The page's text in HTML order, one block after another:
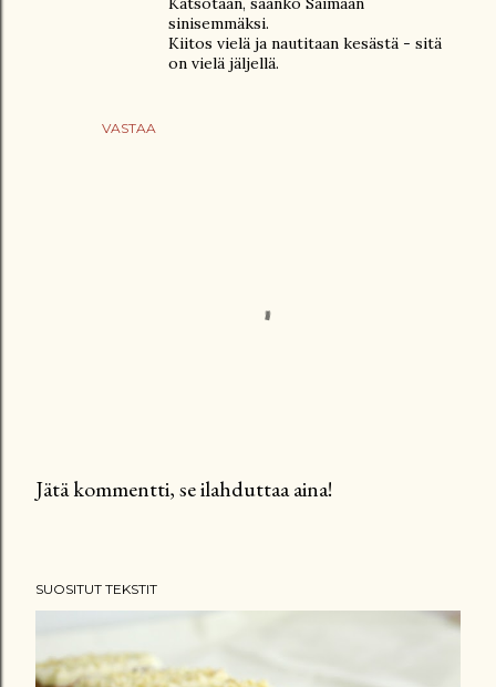
VASTAA
sinisemmäksi.
Kiitos vielä ja nautitaan kesästä - sitä
on vielä jäljellä.
e
ä
Jätä kommentti, se ilahduttaa aina!
SUOSITUT TEKSTIT